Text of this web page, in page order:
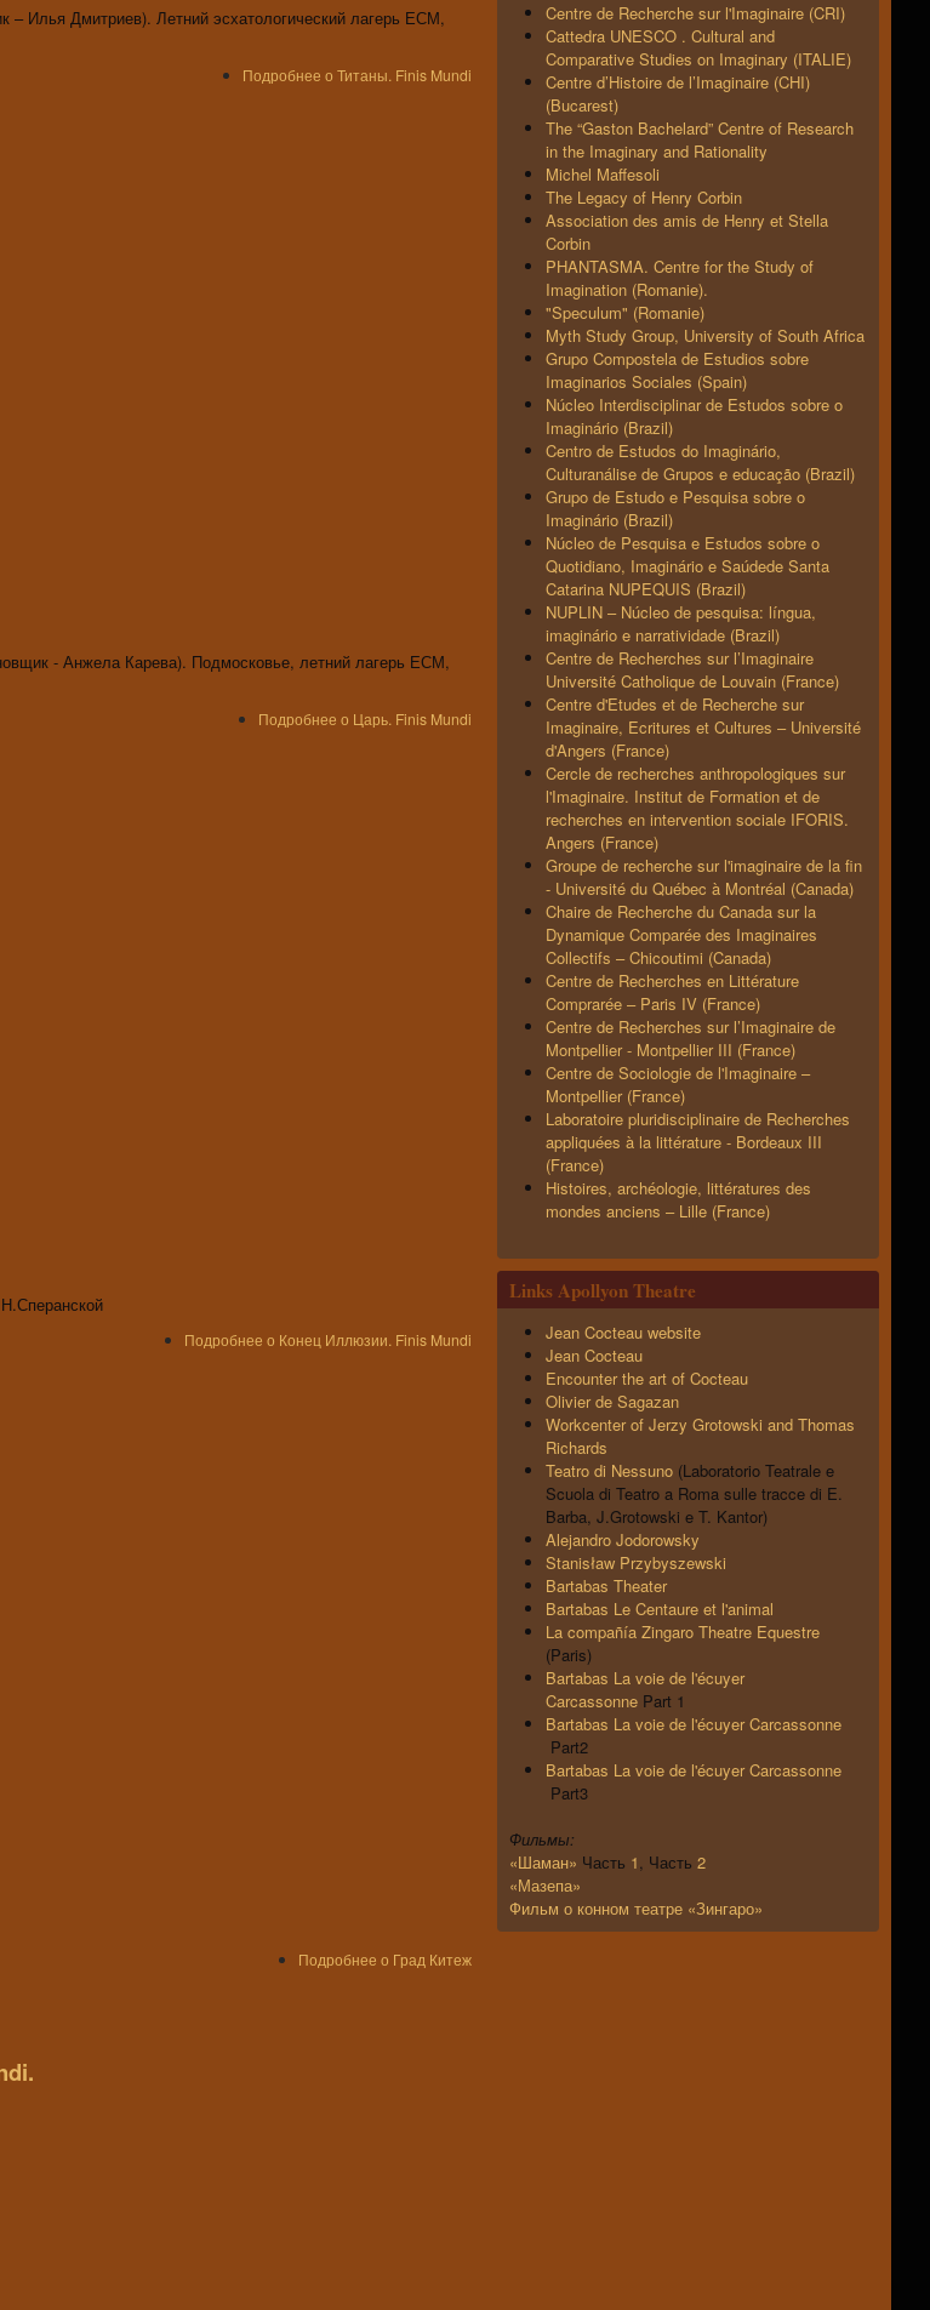
– Илья Дмитриев). Летний эсхатологический лагерь ЕСМ,
Подробнее о Титаны. Finis Mundi
- Анжела Карева). Подмосковье, летний лагерь ЕСМ,
Подробнее о Царь. Finis Mundi
Подробнее о Конец Иллюзии. Finis Mundi
Подробнее о Град Китеж
Centre de Recherche sur l'Imaginaire (CRI)
Cattedra UNESCO . Cultural and
Comparative Studies on Imaginary (ITALIE)
Centre d’Histoire de l’Imaginaire (CHI)
(Bucarest)
The “Gaston Bachelard” Centre of Research
in the Imaginary and Rationality
Michel Maffesoli
The Legacy of Henry Corbin
Association des amis de Henry et Stella
Corbin
PHANTASMA. Centre for the Study of
Imagination (Romanie).
"Speculum" (Romanie)
Myth Study Group, University of South Africa
Grupo Compostela de Estudios sobre
Imaginarios Sociales (Spain)
Núcleo Interdisciplinar de Estudos sobre o
Imaginário (Brazil)
Centro de Estudos do Imaginário,
Culturanálise de Grupos e educação (Brazil)
Grupo de Estudo e Pesquisa sobre o
Imaginário (Brazil)
Núcleo de Pesquisa e Estudos sobre o
Quotidiano, Imaginário e Saúdede Santa
Catarina NUPEQUIS (Brazil)
NUPLIN – Núcleo de pesquisa: língua,
imaginário e narratividade (Brazil)
Centre de Recherches sur l’Imaginaire
Université Catholique de Louvain (France)
Centre d'Etudes et de Recherche sur
Imaginaire, Ecritures et Cultures – Université
d'Angers (France)
Cercle de recherches anthropologiques sur
l'Imaginaire. Institut de Formation et de
recherches en intervention sociale IFORIS.
Angers (France)
Groupe de recherche sur l'imaginaire de la fin
- Université du Québec à Montréal (Canada)
Chaire de Recherche du Canada sur la
Dynamique Comparée des Imaginaires
Collectifs – Chicoutimi (Canada)
Centre de Recherches en Littérature
Comprarée – Paris IV (France)
Centre de Recherches sur l’Imaginaire de
Montpellier - Montpellier III (France)
Centre de Sociologie de l'Imaginaire –
Montpellier (France)
Laboratoire pluridisciplinaire de Recherches
appliquées à la littérature - Bordeaux III
(France)
Histoires, archéologie, littératures des
mondes anciens – Lille (France)
Links Apollyon Theatre
Jean Cocteau website
Jean Cocteau
Encounter the art of Cocteau
Olivier de Sagazan
Workcenter of Jerzy Grotowski and Thomas
Richards
Teatro di Nessuno (Laboratorio Teatrale e
Scuola di Teatro a Roma sulle tracce di E.
Barba, J.Grotowski e T. Kantor)
Alejandro Jodorowsky
Stanisław Przybyszewski
Bartabas Theater
Bartabas Le Centaure et l'animal
La compañía Zingaro Theatre Equestre
(Paris)
Bartabas La voie de l'écuyer
Carcassonne Part 1
Bartabas La voie de l'écuyer Carcassonne
Part2
Bartabas La voie de l'écuyer Carcassonne
Part3
Фильмы:
«Шаман» Часть 1, Часть 2
«Мазепа»
Фильм о конном театре «Зингаро»